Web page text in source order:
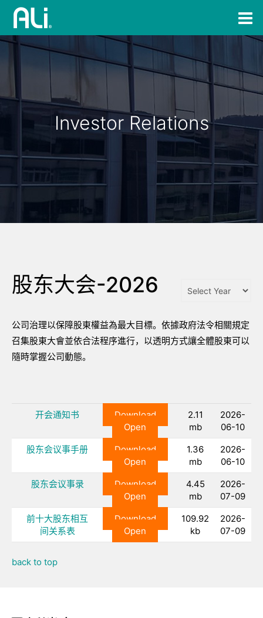
Investor Relations
股东大会-2026
公司治理以保障股東權益為最大目標。依據政府法令相關規定
召集股東大會並依合法程序進行，以透明方式讓全體股東可以
隨時掌握公司動態。
开会通知书
Download
Open
2.11
mb
2026-
06-10
股东会议事手册
Download
Open
1.36
mb
2026-
06-10
股东会议事录
Download
Open
4.45
mb
2026-
07-09
前十大股东相互
间关系表
Download
Open
109.92
kb
2026-
07-09
back to top